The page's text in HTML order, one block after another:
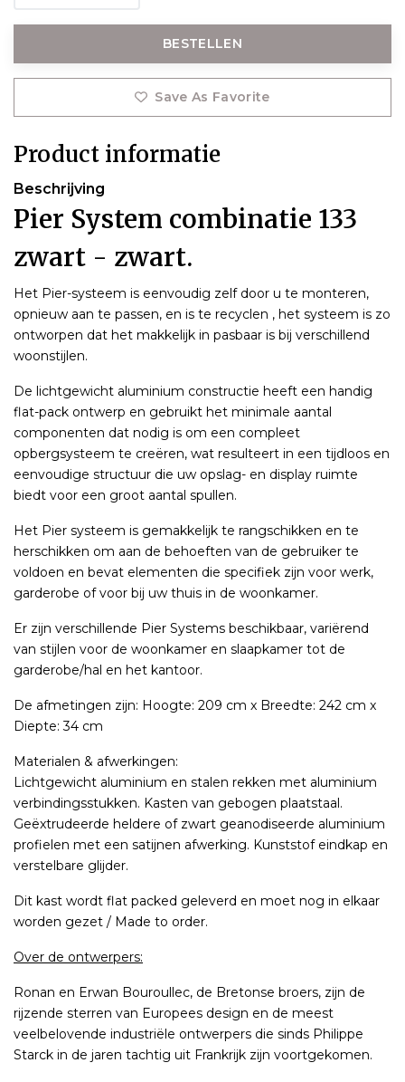
BESTELLEN
Save As Favorite
Product informatie
Beschrijving
Pier System combinatie 133
zwart - zwart.
Het Pier-systeem is eenvoudig zelf door u te monteren,
opnieuw aan te passen, en is te recyclen , het systeem is zo
ontworpen dat het makkelijk in pasbaar is bij verschillend
woonstijlen.
De lichtgewicht aluminium constructie heeft een handig
flat-pack ontwerp en gebruikt het minimale aantal
componenten dat nodig is om een compleet
opbergsysteem te creëren, wat resulteert in een tijdloos en
eenvoudige structuur die uw opslag- en display ruimte
biedt voor een groot aantal spullen.
Het Pier systeem is gemakkelijk te rangschikken en te
herschikken om aan de behoeften van de gebruiker te
voldoen en bevat elementen die specifiek zijn voor werk,
garderobe of voor bij uw thuis in de woonkamer.
Er zijn verschillende Pier Systems beschikbaar, variërend
van stijlen voor de woonkamer en slaapkamer tot de
garderobe/hal en het kantoor.
De afmetingen zijn: Hoogte: 209 cm x Breedte: 242 cm x
Diepte: 34 cm
Materialen & afwerkingen:
Lichtgewicht aluminium en stalen rekken met aluminium
verbindingsstukken. Kasten van gebogen plaatstaal.
Geëxtrudeerde heldere of zwart geanodiseerde aluminium
profielen met een satijnen afwerking. Kunststof eindkap en
verstelbare glijder.
Dit kast wordt flat packed geleverd en moet nog in elkaar
worden gezet / Made to order.
Over de ontwerpers:
Ronan en Erwan Bouroullec, de Bretonse broers, zijn de
rijzende sterren van Europees design en de meest
veelbelovende industriële ontwerpers die sinds Philippe
Starck in de jaren tachtig uit Frankrijk zijn voortgekomen.